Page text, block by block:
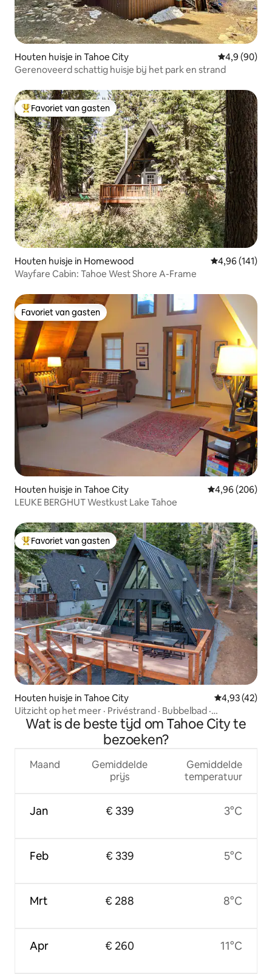
Houten huisje in Tahoe City Gemiddelde
4,9 (90)
Gerenoveerd schattig huisje bij het park en strand
Topfavoriet van gasten
Favoriet van gasten
Houten huisje in Homewood Gemiddelde
4,96 (141)
Wayfare Cabin: Tahoe West Shore A-Frame
Favoriet van gasten
Favoriet van gasten
Houten huisje in Tahoe City Gemiddelde
4,96 (206)
LEUKE BERGHUT Westkust Lake Tahoe
Topfavoriet van gasten
Favoriet van gasten
Houten huisje in Tahoe City Gemiddelde
4,93 (42)
Uitzicht op het meer · Privéstrand · Bubbelbad ·
Airconditioning · Huisdieren
Wat is de beste tijd om Tahoe City te
bezoeken?
Maand
Jan
Feb
Mrt
Apr
Gemiddelde
prijs
€ 339
€ 339
€ 288
€ 260
Gemiddelde
temperatuur
3°C
5°C
8°C
11°C